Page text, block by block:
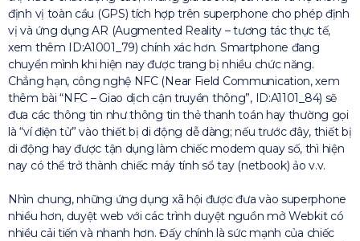
định vị toàn cầu (GPS) tích hợp trên superphone cho phép định
vị và ứng dụng AR (Augmented Reality – tương tác thực tế,
xem thêm ID:A1001_79) chính xác hơn. Smartphone đang
chuyển mình khi hiện nay được trang bị nhiều chức năng.
Chẳng hạn, công nghệ NFC (Near Field Communication, xem
thêm bài “NFC – Giao dịch cận truyền thông”, ID:A1101_84) sẽ
đưa các thông tin như thông tin thẻ thanh toán hay thường gọi
là “ví điện tử” vào thiết bị di động dễ dàng; nếu trước đây, thiết bị
di động hay được tận dụng làm chiếc modem quay số, thì hiện
nay có thể trở thành chiếc máy tính sổ tay (netbook) ảo v.v.
Nhìn chung, những ứng dụng xã hội được đưa vào superphone
nhiều hơn, duyệt web với các trình duyệt nguồn mở Webkit có
nhiều cải tiến và nhanh hơn. Đấy chính là sức mạnh của chiếc